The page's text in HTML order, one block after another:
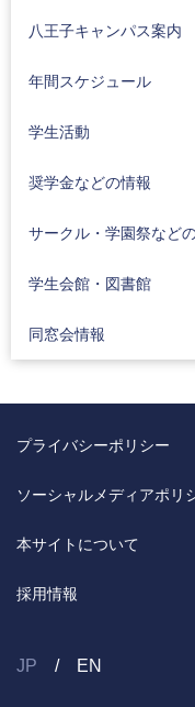
蒲田キャンパスの交
京急蒲田駅から蒲
八王子キャンパス案内
スクールバスのご案
スクールバス時刻表
キャンパスで撮影
年間スケジュール
学生活動
海外研修と海外語学
サービスラーニン
奨学金などの情報
学費について
教育ローン
保険制度について
サークル・学園祭など
学生会館・図書館
同窓会情報
プライバシーポリシー
ソーシャルメディアポリ
本サイトについて
採用情報
JP EN